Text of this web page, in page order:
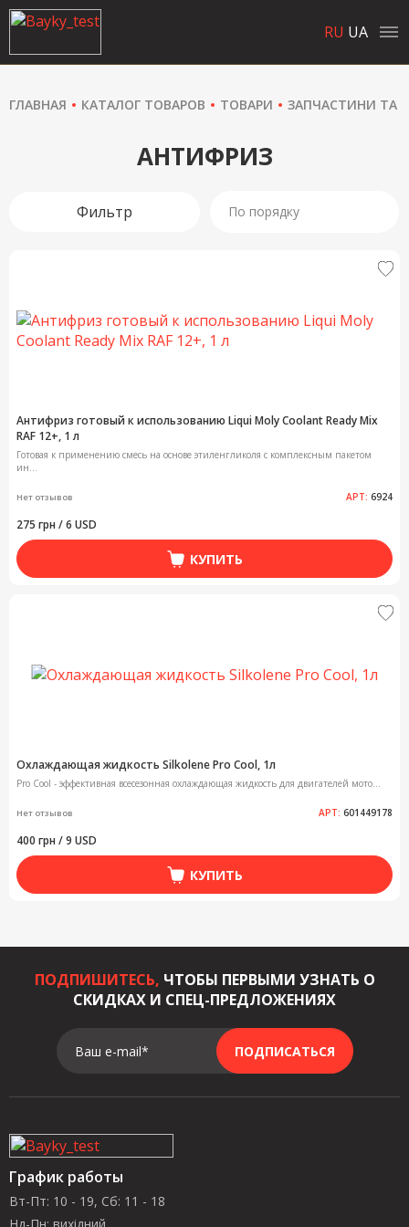
RU UA
ГЛАВНАЯ КАТАЛОГ ТОВАРОВ ТОВАРИ ЗАПЧАСТИНИ ТА
АНТИФРИЗ
Фильтр По порядку
Антифриз готовый к использованию Liqui Moly Coolant Ready Mix
RAF 12+, 1 л
Готовая к применению смесь на основе этиленгликоля с комплексным пакетом
ин...
Нет отзывов АРТ: 6924
275 грн / 6 USD
КУПИТЬ
Охлаждающая жидкость Silkolene Pro Cool, 1л
Pro Cool - эффективная всесезонная охлаждающая жидкость для двигателей мото...
Нет отзывов АРТ: 601449178
400 грн / 9 USD
КУПИТЬ
ПОДПИШИТЕСЬ, ЧТОБЫ ПЕРВЫМИ УЗНАТЬ О
СКИДКАХ И СПЕЦ-ПРЕДЛОЖЕНИЯХ
Ваш e-mail* ПОДПИСАТЬСЯ
График работы
Вт-Пт: 10 - 19, Сб: 11 - 18